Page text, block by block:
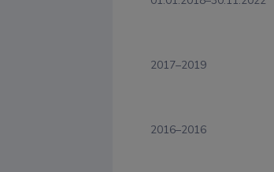
2017–2019
2016–2016